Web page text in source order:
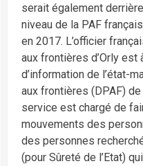
serait également
niveau de la PAF
en 2017. L’officier
aux frontières d’Orly est
d’information de l’état-
aux frontières (DPAF) de
service est chargé de
mouvements des
des personnes
(pour Sûreté de l’Etat)